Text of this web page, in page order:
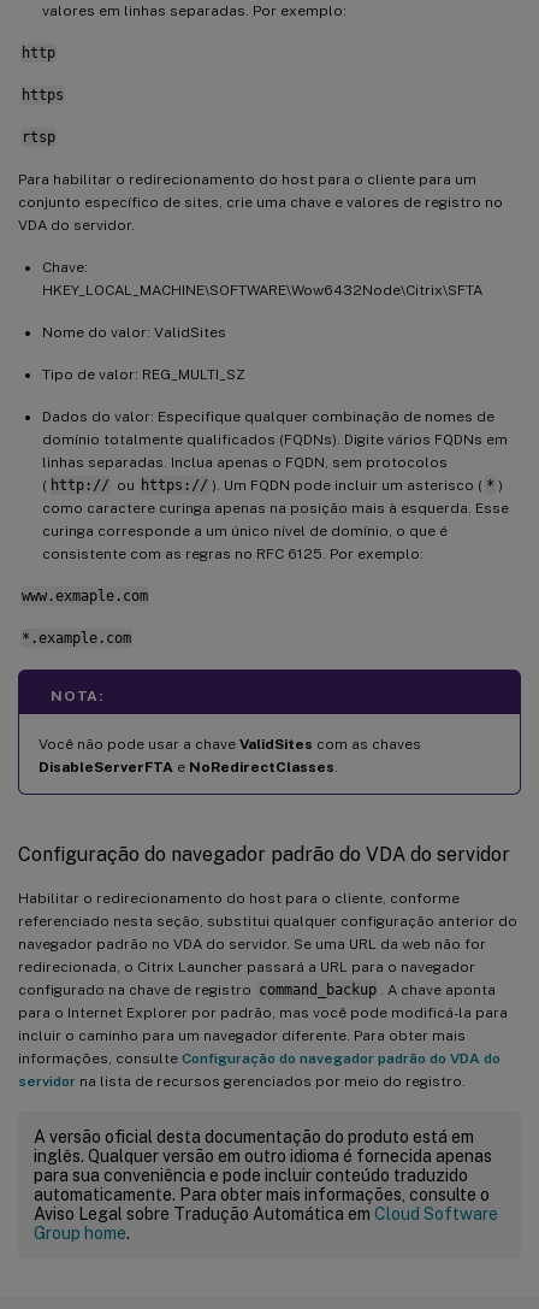
valores em linhas separadas. Por exemplo:
http
https
rtsp
Para habilitar o redirecionamento do host para o cliente para um
conjunto específico de sites, crie uma chave e valores de registro no
VDA do servidor.
Chave:
HKEY_LOCAL_MACHINE\SOFTWARE\Wow6432Node\Citrix\SFTA
Nome do valor: ValidSites
Tipo de valor: REG_MULTI_SZ
Dados do valor: Especifique qualquer combinação de nomes de
domínio totalmente qualificados (FQDNs). Digite vários FQDNs em
linhas separadas. Inclua apenas o FQDN, sem protocolos
( http:// ou https:// ). Um FQDN pode incluir um asterisco ( * )
como caractere curinga apenas na posição mais à esquerda. Esse
curinga corresponde a um único nível de domínio, o que é
consistente com as regras no RFC 6125. Por exemplo:
www.exmaple.com
*.example.com
NOTA:
Você não pode usar a chave ValidSites com as chaves
DisableServerFTA e NoRedirectClasses
Configuração do navegador padrão do VDA do servidor
Habilitar o redirecionamento do host para o cliente, conforme
referenciado nesta seção, substitui qualquer configuração anterior do
navegador padrão no VDA do servidor. Se uma URL da web não for
redirecionada, o Citrix Launcher passará a URL para o navegador
configurado na chave de registro command_backup
. A chave aponta
para o Internet Explorer por padrão, mas você pode modificá-la para
incluir o caminho para um navegador diferente. Para obter mais
informações, consulte Configuração do navegador padrão do VDA do
servidor na lista de recursos gerenciados por meio do registro.
A versão oficial desta documentação do produto está em
inglês. Qualquer versão em outro idioma é fornecida apenas
para sua conveniência e pode incluir conteúdo traduzido
automaticamente. Para obter mais informações, consulte o
Aviso Legal sobre Tradução Automática em Cloud Software
Group home.